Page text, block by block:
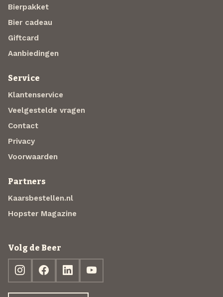
Bierpakket
Bier cadeau
Giftcard
Aanbiedingen
Service
Klantenservice
Veelgestelde vragen
Contact
Privacy
Voorwaarden
Partners
Kaarsbestellen.nl
Hopster Magazine
Volg de Beer